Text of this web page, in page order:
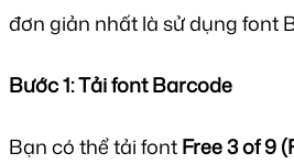
đơn giản nhất là sử dụng font
Bước 1: Tải font Barcode
Bạn có thể tải fontFree 3 of 9